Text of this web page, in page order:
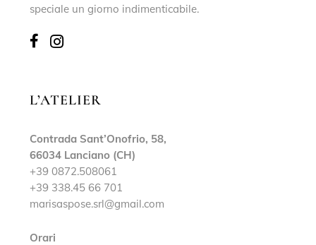
speciale un giorno indimenticabile.
L’ATELIER
Contrada Sant’Onofrio, 58,
66034 Lanciano (CH)
+39 0872.508061
+39 338.45 66 701
marisaspose.srl@gmail.com
Orari